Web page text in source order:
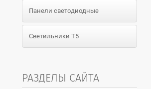
Панели светодиодные
Светильники T5
РАЗДЕЛЫ САЙТА